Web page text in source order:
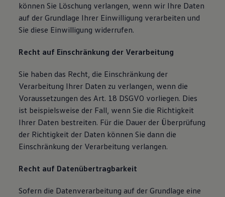
können Sie Löschung verlangen, wenn wir Ihre Daten
auf der Grundlage Ihrer Einwilligung verarbeiten und
Sie diese Einwilligung widerrufen.
Recht auf Einschränkung der Verarbeitung
Sie haben das Recht, die Einschränkung der
Verarbeitung Ihrer Daten zu verlangen, wenn die
Voraussetzungen des Art. 18 DSGVO vorliegen. Dies
ist beispielsweise der Fall, wenn Sie die Richtigkeit
Ihrer Daten bestreiten. Für die Dauer der Überprüfung
der Richtigkeit der Daten können Sie dann die
Einschränkung der Verarbeitung verlangen.
Recht auf Datenübertragbarkeit
Sofern die Datenverarbeitung auf der Grundlage eine